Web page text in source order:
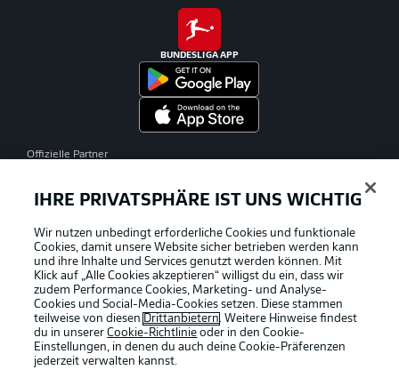
BUNDESLIGA APP
Offizielle Partner
IHRE PRIVATSPHÄRE IST UNS WICHTIG
Wir nutzen unbedingt erforderliche Cookies und funktionale
Cookies, damit unsere Website sicher betrieben werden kann
und ihre Inhalte und Services genutzt werden können. Mit
Klick auf „Alle Cookies akzeptieren“ willigst du ein, dass wir
zudem Performance Cookies, Marketing- und Analyse-
Cookies und Social-Media-Cookies setzen. Diese stammen
teilweise von diesen Drittanbietern. Weitere Hinweise findest
du in unsererCookie-Richtlinie oder in den Cookie-
Einstellungen, in denen du auch deine Cookie-Präferenzen
jederzeit verwalten kannst.